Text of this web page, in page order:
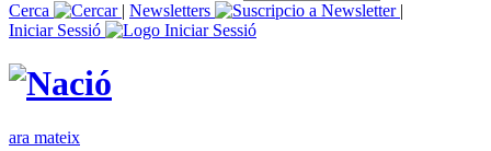
Cerca
| Newsletters
|
Iniciar Sessió
ara mateix